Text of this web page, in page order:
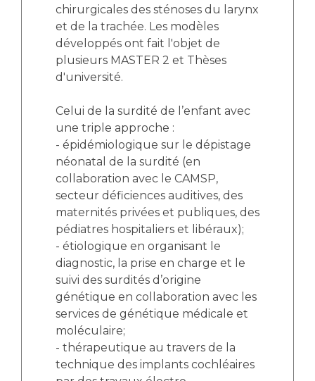
chirurgicales des sténoses du larynx
et de la trachée. Les modèles
développés ont fait l'objet de
plusieurs MASTER 2 et Thèses
d'université.
Celui de la surdité de l’enfant avec
une triple approche :
- épidémiologique sur le dépistage
néonatal de la surdité (en
collaboration avec le CAMSP,
secteur déficiences auditives, des
maternités privées et publiques, des
pédiatres hospitaliers et libéraux);
- étiologique en organisant le
diagnostic, la prise en charge et le
suivi des surdités d’origine
génétique en collaboration avec les
services de génétique médicale et
moléculaire;
- thérapeutique au travers de la
technique des implants cochléaires